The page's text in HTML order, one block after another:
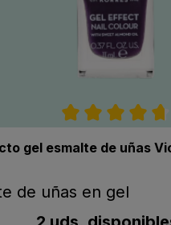
Calificación
gel esmalte de uñas
de uñas en gel